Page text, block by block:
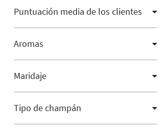
Puntuación media de los clientes
Aromas
Maridaje
Tipo de champán